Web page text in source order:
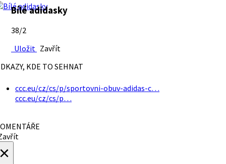
Bílé adidasky
38/2
Uložit Zavřít
KDE TO SEHNAT
ccc.eu/cz/cs/p/sportovni-obuv-adidas-c…
ccc.eu/cz/cs/p…